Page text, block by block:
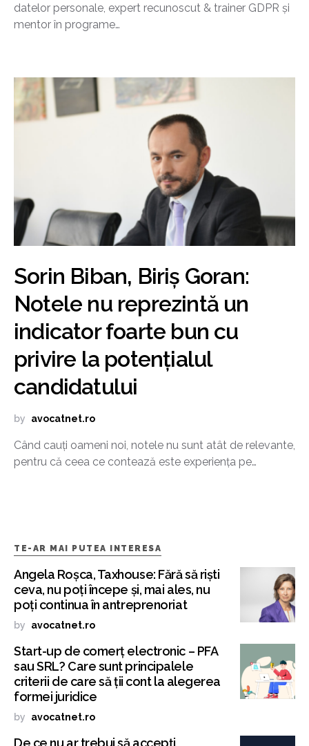
datelor personale, expert recunoscut & trainer GDPR și
mentor în programe…
Sorin Biban, Biriș Goran:
Notele nu reprezintă un
indicator foarte bun cu
privire la potențialul
candidatului
by avocatnet.ro
Când cauți oameni noi, notele nu sunt atât de relevante,
pentru că ceea ce contează este experiența pe…
TE-AR MAI PUTEA INTERESA
Angela Roșca, Taxhouse: Fără să riști
ceva, nu poți începe și, mai ales, nu
poți continua în antreprenoriat
by avocatnet.ro
Start-up de comerț electronic – PFA
sau SRL? Care sunt principalele
criterii de care să ții cont la alegerea
formei juridice
by avocatnet.ro
De ce nu ar trebui să accepți